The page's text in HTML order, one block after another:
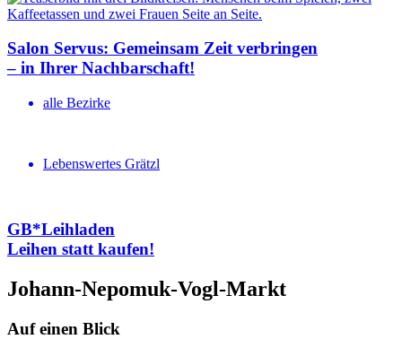
Salon Servus: Gemeinsam Zeit verbringen
– in Ihrer Nachbar­schaft!
alle Bezirke
Lebenswertes Grätzl
GB*Leihladen
Leihen statt kaufen!
Johann-Nepomuk-Vogl-Markt
Auf einen Blick